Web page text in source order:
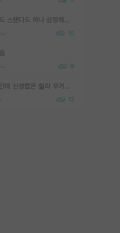
ML 대부분이 골드 스탠다드 하나 상정해놓고 (벤치마크 데이터셋이 여러 개면 여러 개 상정) 그거 얼마나 잘 맞추나 싸움임 가끔 번뜩이는 설계 철학을 보여주는 논문들도 있지만 대부분 그거 성적 얼마나 더 올리느라에 혈안이 되어 있는 측면이 잇음
AI 학회들 거품 슬슬 지적이 나오네요 10
AI 학회들 거품 슬슬 지적이 나오네요 8
신생랩 1기 출신인데 신생랩은 줠라 무거운 바벨 같은거임. 들면 대박인데 못들면 깔려 죽음. 아무도 알려주지 않는 환경에서 자생해야하지만, 일단 살아남았다면 그 어떤 사람보다 악착같고 생존력 높은 사람으로 거듭날 수 있음
었구나 12